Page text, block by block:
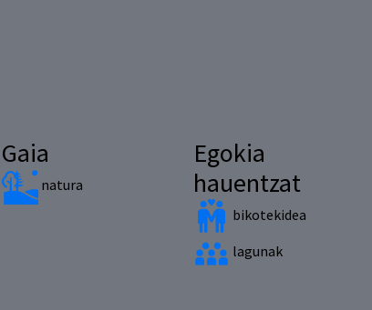
Gaia
natura
Egokia
hauentzat
bikotekidea
lagunak